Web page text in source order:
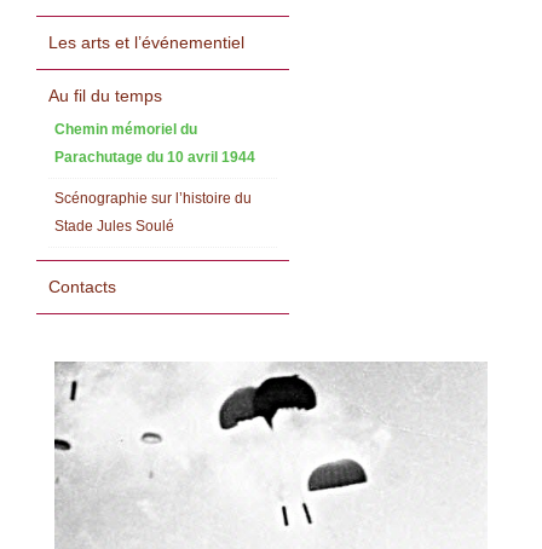
Les arts et l’événementiel
Au fil du temps
Chemin mémoriel du
Parachutage du 10 avril 1944
Scénographie sur l’histoire du
Stade Jules Soulé
Contacts